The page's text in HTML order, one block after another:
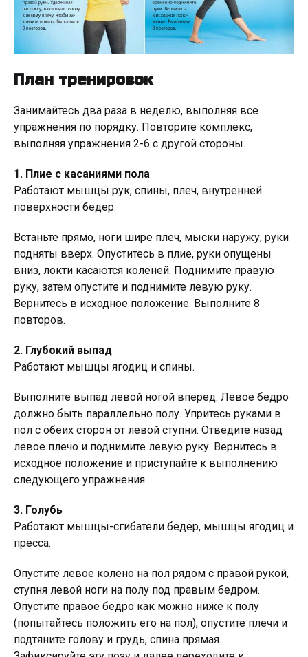
План тренировок
Занимайтесь два раза в неделю, выполняя все
упражнения по порядку. Повторите комплекс,
выполняя упражнения 2-6 с другой стороны.
1. Плие с касаниями пола
Работают мышцы рук, спины, плеч, внутренней
поверхности бедер.
Встаньте прямо, ноги шире плеч, мыски наружу, руки
подняты вверх. Опуститесь в плие, руки опущены
вниз, локти касаются коленей. Поднимите правую
руку, затем опустите и поднимите левую руку.
Вернитесь в исходное положение. Выполните 8
повторов.
2. Глубокий выпад
Работают мышцы ягодиц и спины.
Выполните выпад левой ногой вперед. Левое бедро
должно быть параллельно полу. Упритесь руками в
пол с обеих сторон от левой ступни. Отведите назад
левое плечо и поднимите левую руку. Вернитесь в
исходное положение и приступайте к выполнению
следующего упражнения.
3. Голубь
Работают мышцы-сгибатели бедер, мышцы ягодиц и
пресса.
Опустите левое колено на пол рядом с правой рукой,
ступня левой ноги на полу под правым бедром.
Опустите правое бедро как можно ниже к полу
(попытайтесь положить его на пол), опустите плечи и
подтяните голову и грудь, спина прямая.